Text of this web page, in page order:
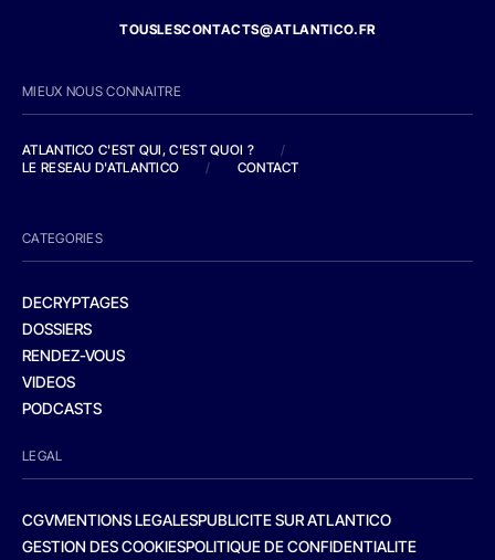
TOUSLESCONTACTS@ATLANTICO.FR
MIEUX NOUS CONNAITRE
ATLANTICO C'EST QUI, C'EST QUOI ?
/
LE RESEAU D'ATLANTICO
/ CONTACT
CATEGORIES
DECRYPTAGES
DOSSIERS
RENDEZ-VOUS
VIDEOS
PODCASTS
LEGAL
CGVMENTIONS LEGALESPUBLICITE SUR ATLANTICO
GESTION DES COOKIESPOLITIQUE DE CONFIDENTIALITE